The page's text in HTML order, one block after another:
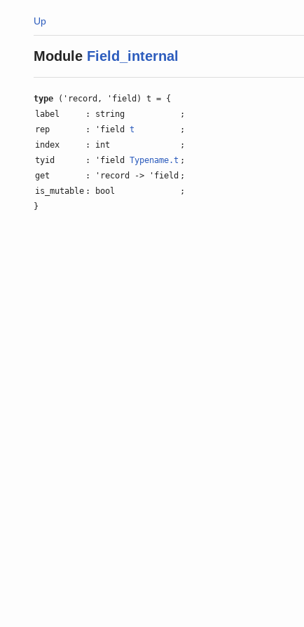
Up
Module Field_internal
type ('record, 'field) t = {
label
: string
;
rep
: 'field t
;
index
: int
;
tyid
: 'field Typename.t ;
get
: 'record -> 'field ;
is_mutable : bool
;
}